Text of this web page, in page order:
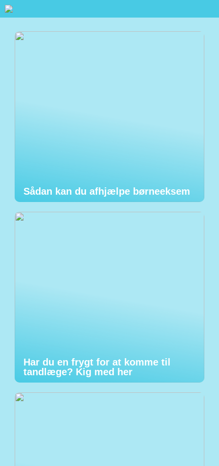
Sådan kan du afhjælpe børneeksem
Har du en frygt for at komme til
tandlæge? Kig med her